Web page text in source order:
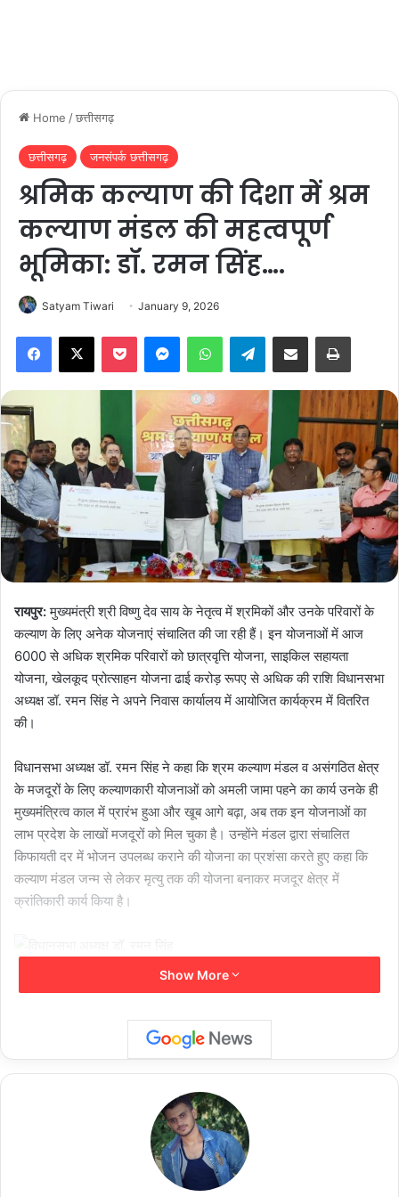
Home /छत्तीसगढ़
छत्तीसगढ़ जनसंपर्क छत्तीसगढ़
श्रमिक कल्याण की दिशा में श्रम
कल्याण मंडल की महत्वपूर्ण
भूमिका: डॉ. रमन सिंह….
Satyam Tiwari January 9, 2026
Telegram
रायपुर:मुख्यमंत्री श्री विष्णु देव साय के नेतृत्व में श्रमिकों और उनके परिवारों के
कल्याण के लिए अनेक योजनाएं संचालित की जा रही हैं। इन योजनाओं में आज
6000 से अधिक श्रमिक परिवारों को छात्रवृत्ति योजना, साइकिल सहायता
योजना, खेलकूद प्रोत्साहन योजना ढाई करोड़ रूपए से अधिक की राशि विधानसभा
अध्यक्ष डॉ. रमन सिंह ने अपने निवास कार्यालय में आयोजित कार्यक्रम में वितरित
की।
विधानसभा अध्यक्ष डॉ. रमन सिंह ने कहा कि श्रम कल्याण मंडल व असंगठित क्षेत्र
के मजदूरों के लिए कल्याणकारी योजनाओं को अमली जामा पहने का कार्य उनके ही
मुख्यमंत्रित्व काल में प्रारंभ हुआ और खूब आगे बढ़ा, अब तक इन योजनाओं का
लाभ प्रदेश के लाखों मजदूरों को मिल चुका है। उन्होंने मंडल द्वारा संचालित
किफायती दर में भोजन उपलब्ध कराने की योजना का प्रशंसा करते हुए कहा कि
कल्याण मंडल जन्म से लेकर मृत्यु तक की योजना बनाकर मजदूर क्षेत्र में
क्रांतिकारी कार्य किया है।
कार्यक्रम के प्रारंभ में मंडल के अध्यक्ष योगेश दत्त मिश्रा ने छत्तीसगढ़ श्रम
कल्याणकारी योजनाओं का जिक्र करते हुए कहा कि मजदूरों को हर परिस्थिति में
मदद करने के लिए तथा उन्हें सामाजिक सुरक्षा प्रदान करने के लिए श्रम कल्याण
मंडल, कंधे से कंधा मिलाकर साथ खड़ा है। उन्होंने कहा कि ढाई करोड़ से ऊपर की
धनराशि का छात्रवृत्ति योजना, साइकिल सहायता योजना व खेलकूद प्रोत्साहन
योजना के अंतर्गत प्रदेश के संगठित क्षेत्र में काम करने वाले हजारों मजदूरों को
प्रदान किया गया है। कार्यक्रम में मंडल के कल्याण आयुक्त अजितेश पांडे, पूर्व
अध्यक्ष मोहन एंटी, रामकृष्ण धीवर, रवि शंकर सिंह, राधेश्याम गुप्ता, कमल बॉस व
विभिन्न उद्योगों से आए मजदूर उपस्थित थे।
Show More